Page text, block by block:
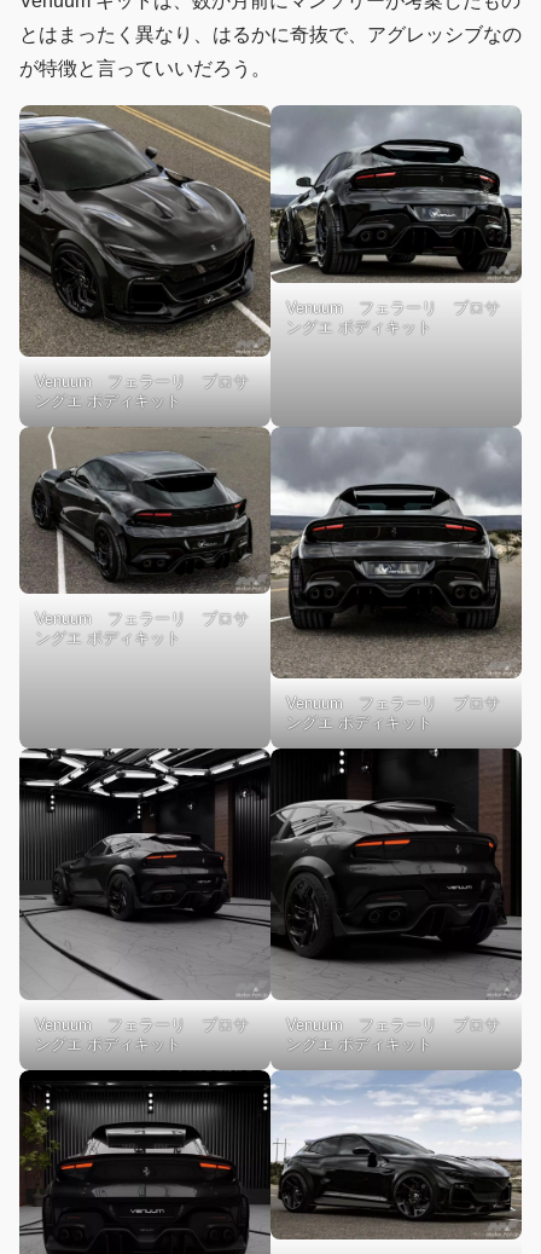
とはまったく異なり、はるかに奇抜で、アグレッシブなの
が特徴と言っていいだろう。
Venuum フェラーリ プロサ
ングエ ボディキット
Venuum フェラーリ プロサ
ングエ ボディキット
Venuum フェラーリ プロサ
ングエ ボディキット
Venuum フェラーリ プロサ
ングエ ボディキット
Venuum フェラーリ プロサ
ングエ ボディキット
Venuum フェラーリ プロサ
ングエ ボディキット